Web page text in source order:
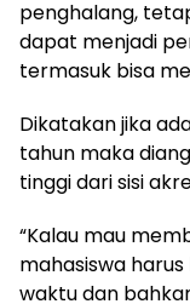
penghalang,
dapat menjadi
termasuk bisa
Dikatakan jika
tahun maka
tinggi dari sisi
“Kalau mau
mahasiswa
waktu dan